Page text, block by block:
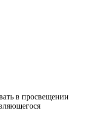
в просвещении